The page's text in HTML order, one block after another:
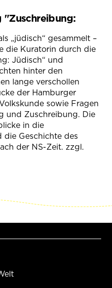
"Zuschreibung:
„jüdisch“ gesammelt –
die Kuratorin durch die
Jüdisch“ und
hinter den
lange verschollen
der Hamburger
sowie Fragen
und Zuschreibung. Die
in die
die Geschichte des
der NS-Zeit. zzgl.